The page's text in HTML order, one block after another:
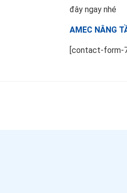
đây ngay nhé
AMEC NÂNG
[contact-form-